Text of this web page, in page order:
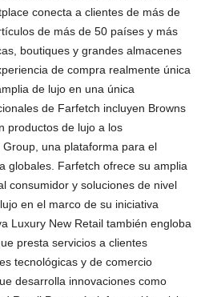
conecta a clientes de más de
de más de 50 países y más
boutiques y grandes almacenes
de compra realmente única
de lujo en una única
de Farfetch incluyen Browns
productos de lujo a los
una plataforma para el
globales. Farfetch ofrece su amplia
consumidor y soluciones de nivel
en el marco de su iniciativa
Luxury New Retail también engloba
presta servicios a clientes
tecnológicas y de comercio
desarrolla innovaciones como